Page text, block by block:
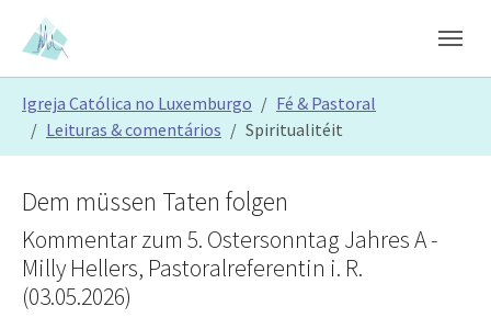
Skip to main content
Skip to page footer
Igreja Católica no Luxemburgo
Fé & Pastoral
Leituras & comentários
Spiritualitéit
Dem müssen Taten folgen
Kommentar zum 5. Ostersonntag Jahres A -
Milly Hellers, Pastoralreferentin i. R.
(03.05.2026)